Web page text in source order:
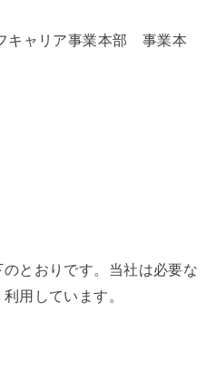
キャリア事業本部 事業本
とおりです。当社は必要な
用しています。